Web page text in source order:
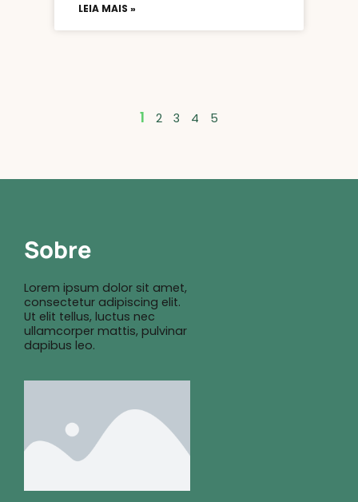
LEIA MAIS »
1 2 3 4 5
Sobre
Lorem ipsum dolor sit amet,
consectetur adipiscing elit.
Ut elit tellus, luctus nec
ullamcorper mattis, pulvinar
dapibus leo.